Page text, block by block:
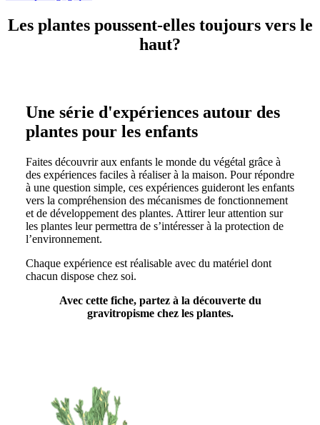
Les plantes poussent-elles toujours vers le
haut?
Une série d'expériences autour des
plantes pour les enfants
Faites découvrir aux enfants le monde du végétal grâce à
des expériences faciles à réaliser à la maison. Pour répondre
à une question simple, ces expériences guideront les enfants
vers la compréhension des mécanismes de fonctionnement
et de développement des plantes. Attirer leur attention sur
les plantes leur permettra de s’intéresser à la protection de
l’environnement.
Chaque expérience est réalisable avec du matériel dont
chacun dispose chez soi.
Avec cette fiche, partez à la découverte du
gravitropisme chez les plantes.